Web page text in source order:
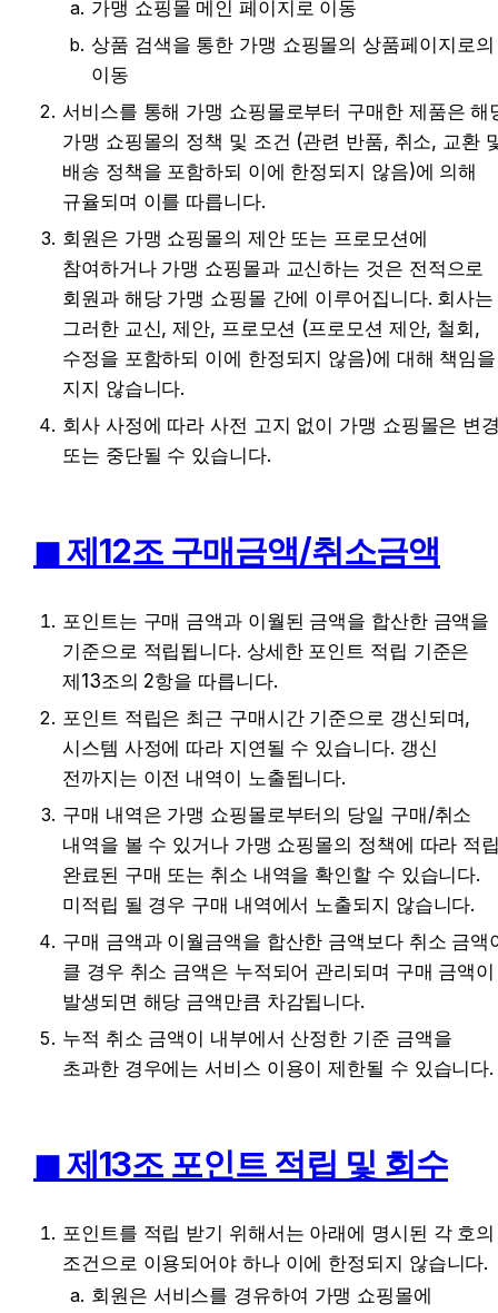
가맹 쇼핑몰 메인 페이지로 이동
상품 검색을 통한 가맹 쇼핑몰의 상품페이지로의
이동
서비스를 통해 가맹 쇼핑몰로부터 구매한 제품은 해
가맹 쇼핑몰의 정책 및 조건 (관련 반품, 취소, 교환
배송 정책을 포함하되 이에 한정되지 않음)에 의해
규율되며 이를 따릅니다.
회원은 가맹 쇼핑몰의 제안 또는 프로모션에
참여하거나 가맹 쇼핑몰과 교신하는 것은 전적으로
회원과 해당 가맹 쇼핑몰 간에 이루어집니다. 회사는
그러한 교신, 제안, 프로모션 (프로모션 제안, 철회,
수정을 포함하되 이에 한정되지 않음)에 대해 책임을
지지 않습니다.
회사 사정에 따라 사전 고지 없이 가맹 쇼핑몰은 변
또는 중단될 수 있습니다.
◼︎ 제12조 구매금액/취소금액
포인트는 구매 금액과 이월된 금액을 합산한 금액을
기준으로 적립됩니다. 상세한 포인트 적립 기준은
제13조의 2항을 따릅니다.
포인트 적립은 최근 구매시간 기준으로 갱신되며,
시스템 사정에 따라 지연될 수 있습니다. 갱신
전까지는 이전 내역이 노출됩니다.
구매 내역은 가맹 쇼핑몰로부터의 당일 구매/취소
내역을 볼 수 있거나 가맹 쇼핑몰의 정책에 따라 적
완료된 구매 또는 취소 내역을 확인할 수 있습니다.
미적립 될 경우 구매 내역에서 노출되지 않습니다.
구매 금액과 이월금액을 합산한 금액보다 취소 금액
클 경우 취소 금액은 누적되어 관리되며 구매 금액이
발생되면 해당 금액만큼 차감됩니다.
누적 취소 금액이 내부에서 산정한 기준 금액을
초과한 경우에는 서비스 이용이 제한될 수 있습니다.
◼︎ 제13조 포인트 적립 및 회수
포인트를 적립 받기 위해서는 아래에 명시된 각 호의
조건으로 이용되어야 하나 이에 한정되지 않습니다.
회원은 서비스를 경유하여 가맹 쇼핑몰에